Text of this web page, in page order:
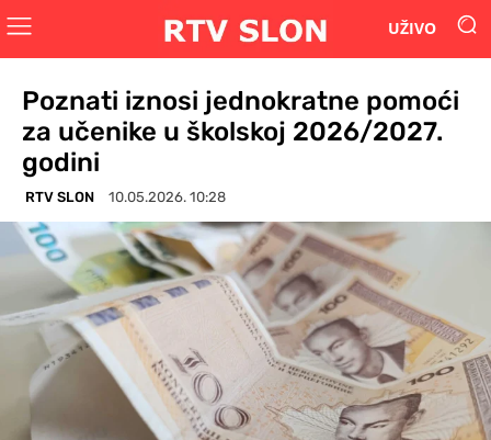
UŽIVO
Poznati iznosi jednokratne pomoći
za učenike u školskoj 2026/2027.
godini
RTV SLON 10.05.2026. 10:28